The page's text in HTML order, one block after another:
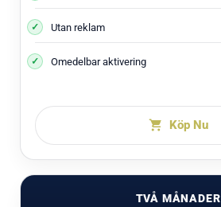
Utan reklam
Omedelbar aktivering
Köp Nu
TVÅ MÅNADER